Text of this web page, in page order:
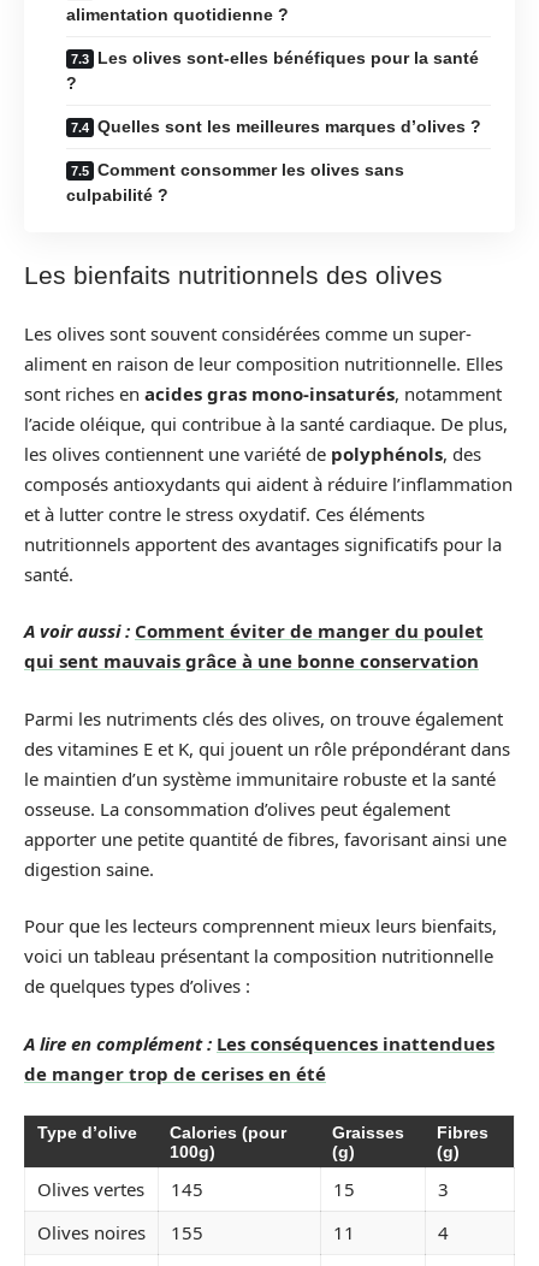
alimentation quotidienne ?
Les olives sont-elles bénéfiques pour la santé
?
Quelles sont les meilleures marques d’olives ?
Comment consommer les olives sans
culpabilité ?
Les bienfaits nutritionnels des olives
Les olives sont souvent considérées comme un super-
aliment en raison de leur composition nutritionnelle. Elles
sont riches en acides gras mono-insaturés, notamment
l’acide oléique, qui contribue à la santé cardiaque. De plus,
les olives contiennent une variété de polyphénols, des
composés antioxydants qui aident à réduire l’inflammation
et à lutter contre le stress oxydatif. Ces éléments
nutritionnels apportent des avantages significatifs pour la
santé.
A voir aussi : Comment éviter de manger du poulet
qui sent mauvais grâce à une bonne conservation
Parmi les nutriments clés des olives, on trouve également
des vitamines E et K, qui jouent un rôle prépondérant dans
le maintien d’un système immunitaire robuste et la santé
osseuse. La consommation d’olives peut également
apporter une petite quantité de fibres, favorisant ainsi une
digestion saine.
Pour que les lecteurs comprennent mieux leurs bienfaits,
voici un tableau présentant la composition nutritionnelle
de quelques types d’olives :
A lire en complément : Les conséquences inattendues
de manger trop de cerises en été
Type d’olive
Calories (pour
100g)
Graisses
(g)
Fibres
(g)
Olives vertes 145 15
3
Olives noires
155 11
4